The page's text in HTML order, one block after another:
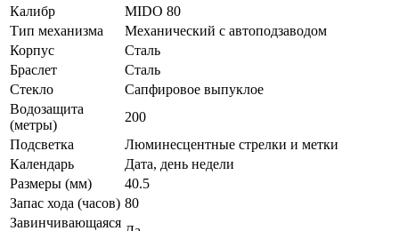
Калибр
MIDO 80
Тип механизма
Механический с автоподзаводом
Корпус
Сталь
Браслет
Сталь
Стекло
Сапфировое выпуклое
Водозащита
(метры)
200
Подсветка
Люминесцентные стрелки и метки
Календарь
Дата, день недели
Размеры (мм)
40.5
Запас хода (часов) 80
Завинчивающаяся